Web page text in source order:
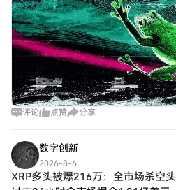
评论 点赞 分享
数字创新
2026-8-6
XRP多头被爆216万：全市场杀空